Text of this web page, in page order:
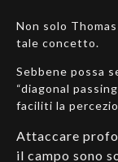
Non solo
tale concetto.
Sebbene possa
“diagonal
faciliti la
Attaccare
il campo sono